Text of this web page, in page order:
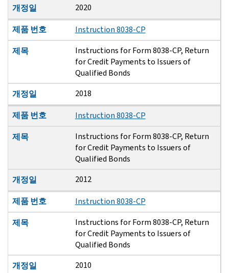
개정일
2020
제품 번호
Instruction 8038-CP
제목
Instructions for Form 8038-CP, Return
for Credit Payments to Issuers of
Qualified Bonds
개정일
2018
제품 번호
Instruction 8038-CP
제목
Instructions for Form 8038-CP, Return
for Credit Payments to Issuers of
Qualified Bonds
개정일
2012
제품 번호
Instruction 8038-CP
제목
Instructions for Form 8038-CP, Return
for Credit Payments to Issuers of
Qualified Bonds
개정일
2010